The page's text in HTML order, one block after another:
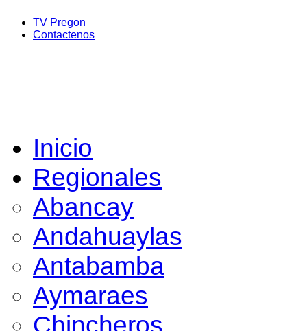
TV Pregon
Contactenos
Inicio
Regionales
Abancay
Andahuaylas
Antabamba
Aymaraes
Chincheros